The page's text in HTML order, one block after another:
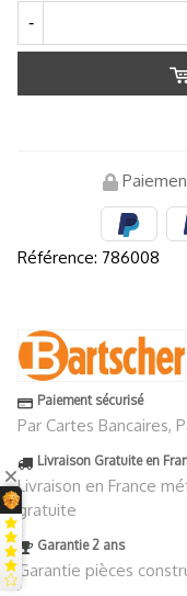
-
Référence: 786008
Paiement sécurisé
Par Cartes Bancaires,
Livraison Gratuite en
Livraison en France
gratuite
Garantie 2 ans
Garantie pièces